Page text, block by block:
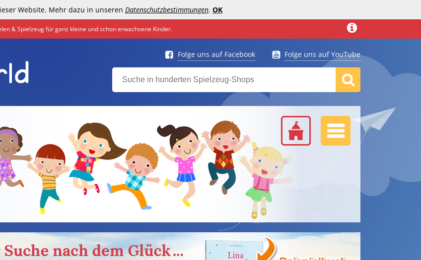
Website. Mehr dazu in unseren Datenschutzbestimmungen. OK
& Spielzeug für ganz kleine und schon erwachsene Kinder.
Folge uns auf Facebook Folge uns auf YouTube